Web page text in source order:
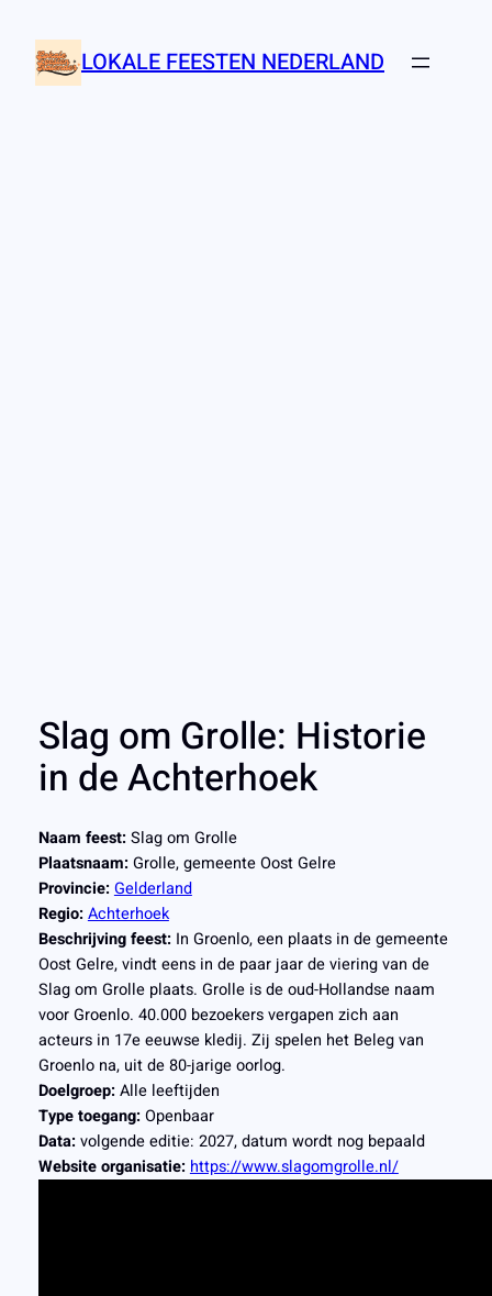
naar
LOKALE FEESTEN NEDERLAND
Slag om Grolle: Historie
in de Achterhoek
Naam feest: Slag om Grolle
Plaatsnaam: Grolle, gemeente Oost Gelre
Provincie: Gelderland
Regio: Achterhoek
Beschrijving feest: In Groenlo, een plaats in de gemeente
Oost Gelre, vindt eens in de paar jaar de viering van de
Slag om Grolle plaats. Grolle is de oud-Hollandse naam
voor Groenlo. 40.000 bezoekers vergapen zich aan
acteurs in 17e eeuwse kledij. Zij spelen het Beleg van
Groenlo na, uit de 80-jarige oorlog.
Doelgroep: Alle leeftijden
Type toegang: Openbaar
Data: volgende editie: 2027, datum wordt nog bepaald
Website organisatie: https://www.slagomgrolle.nl/